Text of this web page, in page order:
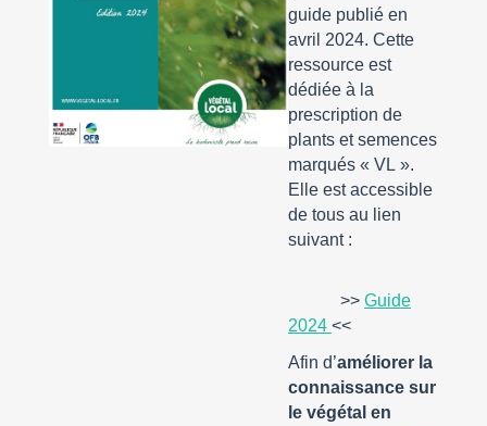
guide publié en
avril 2024. Cette
ressource est
dédiée à la
prescription de
plants et semences
marqués « VL ».
Elle est accessible
de tous au lien
suivant :
>> Guide
2024 <<
Afin d’améliorer la
connaissance sur
le végétal en